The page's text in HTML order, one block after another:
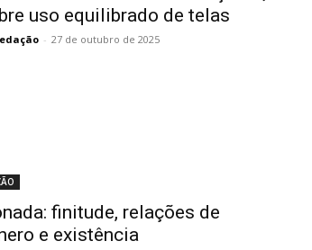
uso equilibrado de telas
- 27 de outubro de 2025
finitude, relações de
e existência